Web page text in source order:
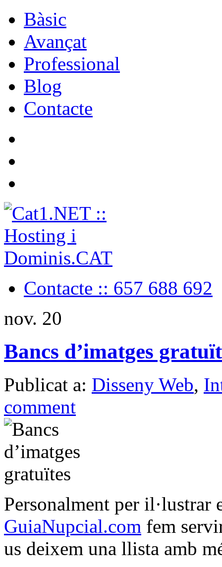
Bàsic
Avançat
Professional
Blog
Contacte
Contacte :: 657 688 692
nov. 20
Bancs d’imatges
Publicat a: Disseny Web,
comment
Personalment per il·lustrar
GuiaNupcial.com fem
us deixem una llista amb